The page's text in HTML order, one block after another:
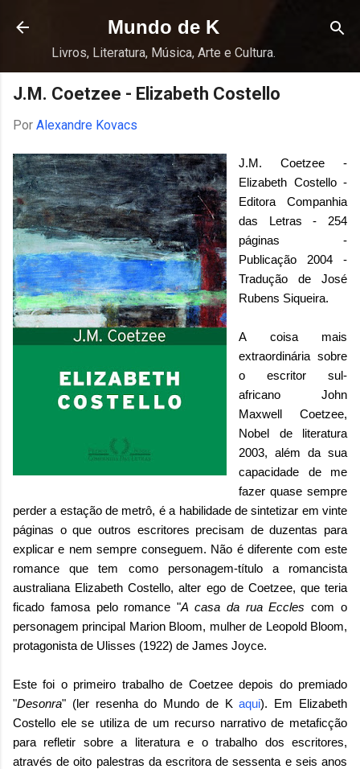
Pular para o conteúdo principal
Mundo de K
Livros, Literatura, Música, Arte e Cultura.
J.M. Coetzee - Elizabeth Costello
Por Alexandre Kovacs
J.M. Coetzee -
Elizabeth Costello -
Editora Companhia
das Letras - 254
páginas -
Publicação 2004 -
Tradução de José
Rubens Siqueira.
A coisa mais
extraordinária sobre
o escritor sul-
africano John
Maxwell Coetzee,
Nobel de literatura
2003, além da sua
capacidade de me
fazer quase sempre
perder a estação de metrô, é a habilidade de sintetizar em vinte
páginas o que outros escritores precisam de duzentas para
explicar e nem sempre conseguem. Não é diferente com este
romance que tem como personagem-título a romancista
australiana Elizabeth Costello, alter ego de Coetzee, que teria
ficado famosa pelo romance "A casa da rua Eccles com o
personagem principal Marion Bloom, mulher de Leopold Bloom,
protagonista de Ulisses (1922) de James Joyce.
Este foi o primeiro trabalho de Coetzee depois do premiado
"Desonra" (ler resenha do Mundo de Kaqui). Em Elizabeth
Costello ele se utiliza de um recurso narrativo de metaficção
para refletir sobre a literatura e o trabalho dos escritores,
através de oito palestras da escritora de sessenta e seis anos